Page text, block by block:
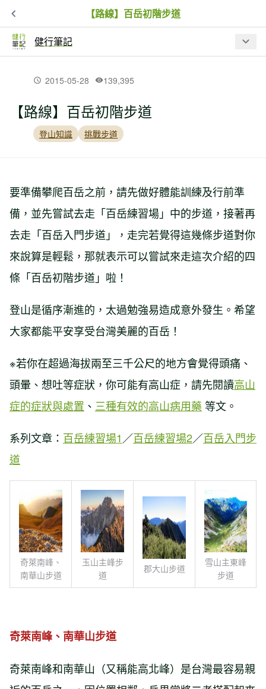
【路線】百岳初階步道
健行筆記
最新文章
【入園資訊】因應巴威颱風來襲，林業
保育署預警性休園、暫停開放資訊
時代！台灣山林汲取靈感限定系列、專
2015-05-28 139,395
【路線】百岳初階步道
登山知識 挑戰步道
要準備攀爬百岳之前，請先做好體能訓練及行前準
備，並先嘗試去走「百岳練習場」中的步道，接著再
去走「百岳入門步道」，走完若覺得這幾條步道對你
來說算是輕鬆，那就表示可以嘗試來走這次介紹的四
條「百岳初階步道」啦！
登山是循序漸進的，太過勉強易造成意外發生。希望
大家都能平安享受台灣美麗的百岳！
※若你在超過海拔兩至三千公尺的地方會覺得頭痛、
頭暈、想吐等症狀，你可能有高山症，請先閱讀高山
症的症狀與處置 、 三種有效的高山病用藥 等文。
系列文章： 百岳練習場1 ／百岳練習場2／百岳入門步
道
奇萊南峰、
南華山步道
玉山主峰步
道
郡大山步道
雪山主東峰
步道
奇萊南峰、南華山步道
奇萊南峰和南華山（又稱能高北峰）是台灣最容易親